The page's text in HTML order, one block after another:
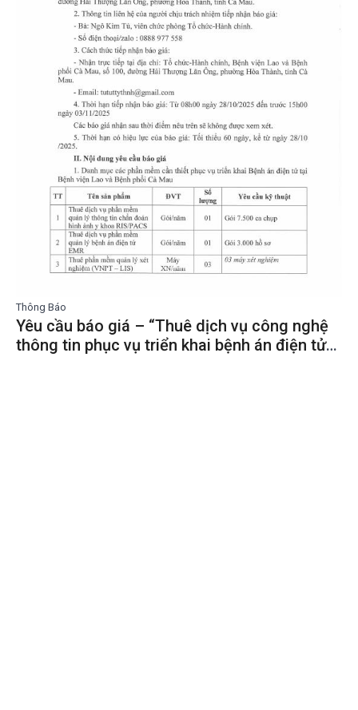
Thông Báo
Yêu cầu báo giá – “Thuê dịch vụ công nghệ
thông tin phục vụ triển khai bệnh án điện tử